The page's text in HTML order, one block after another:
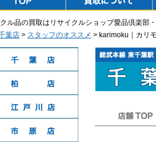
ル品の買取はリサイクルショップ愛品倶楽部
葉店 > スタッフのオススメ > karimoku｜カリ